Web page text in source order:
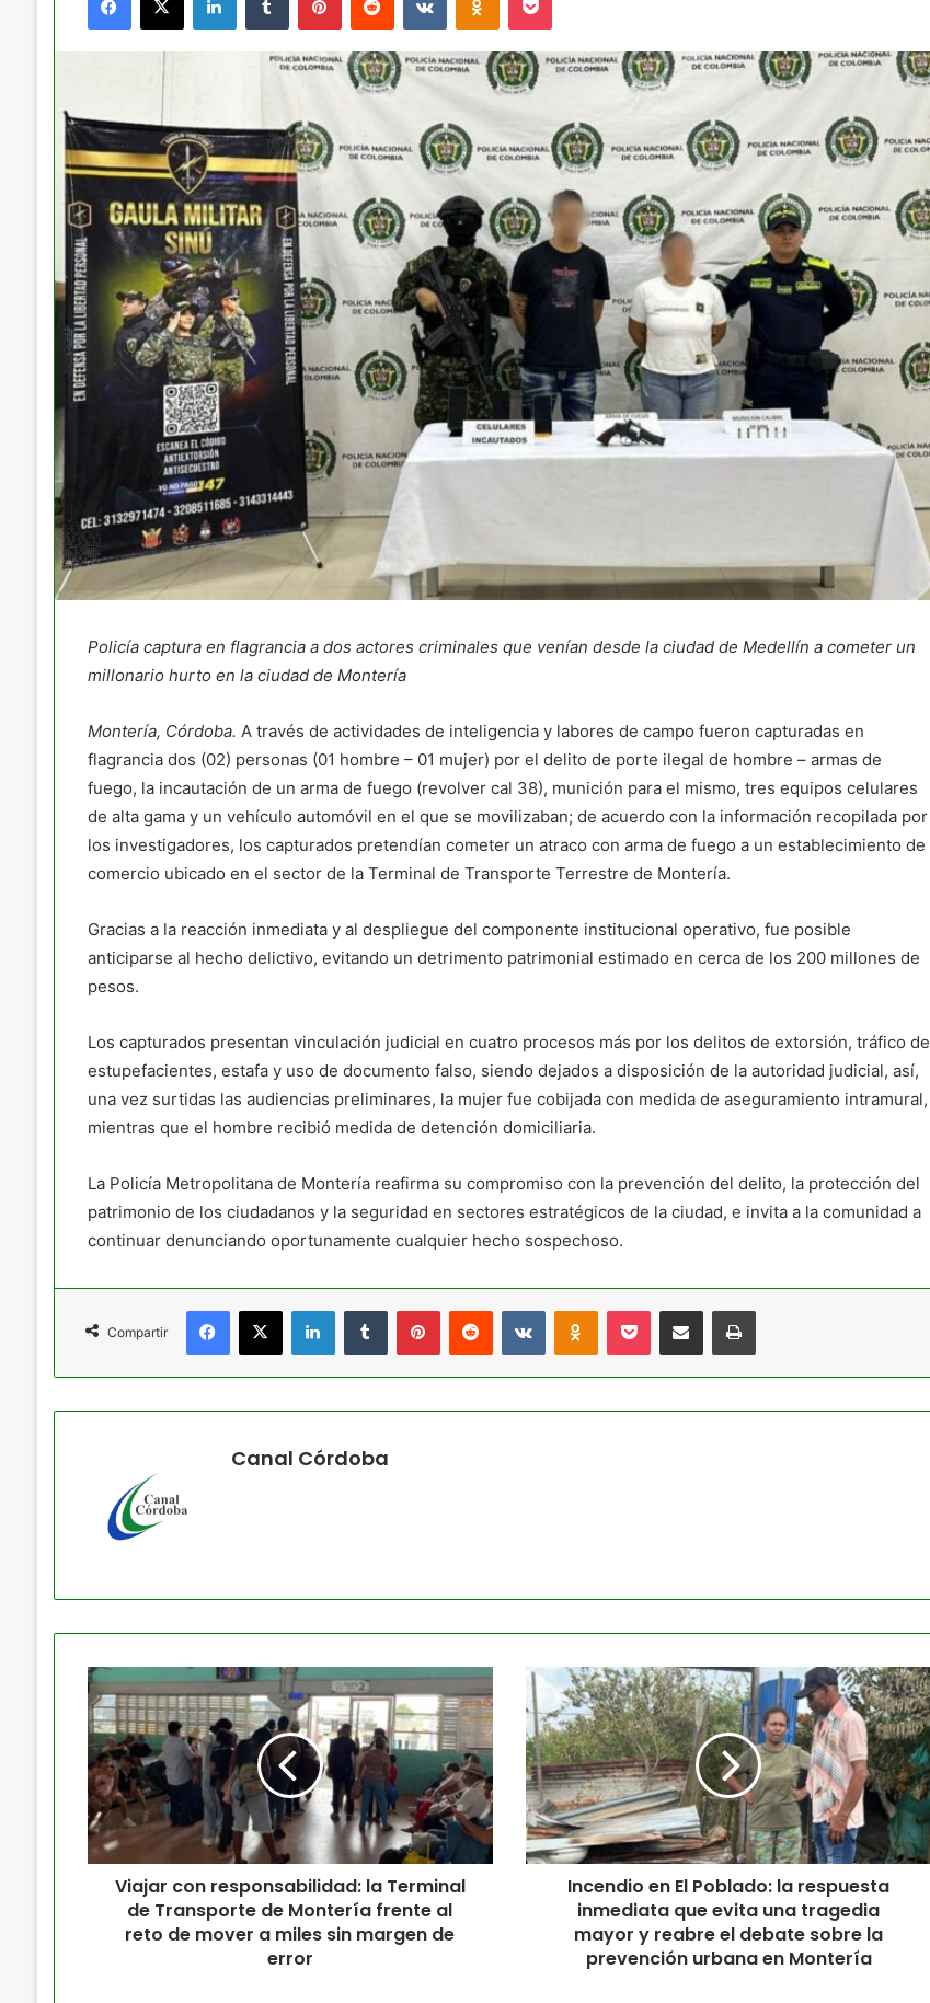
Policía captura en flagrancia a dos actores criminales que venían desde la ciudad de Medellín a cometer un
millonario hurto en la ciudad de Montería
Montería, Córdoba. A través de actividades de inteligencia y labores de campo fueron capturadas en
flagrancia dos (02) personas (01 hombre – 01 mujer) por el delito de porte ilegal de hombre – armas de
fuego, la incautación de un arma de fuego (revolver cal 38), munición para el mismo, tres equipos celulares
de alta gama y un vehículo automóvil en el que se movilizaban; de acuerdo con la información recopilada por
los investigadores, los capturados pretendían cometer un atraco con arma de fuego a un establecimiento de
comercio ubicado en el sector de la Terminal de Transporte Terrestre de Montería.
Gracias a la reacción inmediata y al despliegue del componente institucional operativo, fue posible
anticiparse al hecho delictivo, evitando un detrimento patrimonial estimado en cerca de los 200 millones de
pesos.
Los capturados presentan vinculación judicial en cuatro procesos más por los delitos de extorsión, tráfico de
estupefacientes, estafa y uso de documento falso, siendo dejados a disposición de la autoridad judicial, así,
una vez surtidas las audiencias preliminares, la mujer fue cobijada con medida de aseguramiento intramural,
mientras que el hombre recibió medida de detención domiciliaria.
La Policía Metropolitana de Montería reafirma su compromiso con la prevención del delito, la protección del
patrimonio de los ciudadanos y la seguridad en sectores estratégicos de la ciudad, e invita a la comunidad a
continuar denunciando oportunamente cualquier hecho sospechoso.
Compartir
Facebook
X LinkedInTumblr PinterestReddit VKontakteOdnoklassniki
Pocket Compartir por correo electrónicoImprimir
Canal Córdoba
Viajar con responsabilidad: la Terminal
de Transporte de Montería frente al
reto de mover a miles sin margen de
error
Incendio en El Poblado: la respuesta
inmediata que evita una tragedia
mayor y reabre el debate sobre la
prevención urbana en Montería